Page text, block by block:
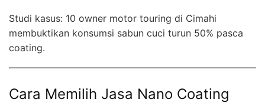
Studi kasus: 10 owner motor touring di Cimahi
membuktikan konsumsi sabun cuci turun 50% pasca
coating.
Cara Memilih Jasa Nano Coating